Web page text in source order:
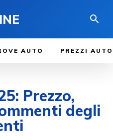
AUTO PREZZI AUTO
Prezzo,
degli